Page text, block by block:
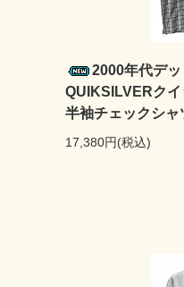
2000年代デ
QUIKSILVERク
半袖チェックシ
17,380円(税込)